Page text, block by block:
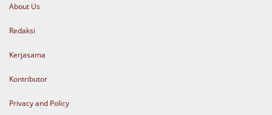
About Us
Redaksi
Kerjasama
Kontributor
Privacy and Policy